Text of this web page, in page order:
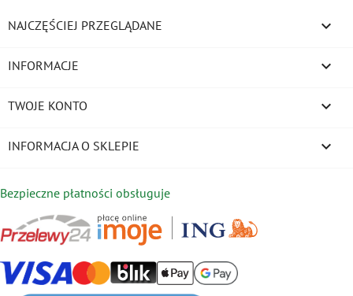
NAJCZĘŚCIEJ PRZEGLĄDANE 
INFORMACJE 
TWOJE KONTO 
INFORMACJA O SKLEPIE keyboard_arrow_down
Bezpieczne płatności obsługuje